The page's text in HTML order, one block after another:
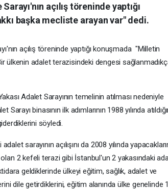
açılış töreninde yaptığı
başka mecliste arayan var" dedi.
açılış töreninde yaptığı konuşmada "Milletin
ülkenin adalet terazisindeki dengesi
Adalet Sarayının temelinin atılması nedeniyle
binasının ilk adımlarının 1988 yılında
söyledi.
sarayının açılışını da 2008 yılında
2 kefeli terazi gibi İstanbul'un 2 yakasındaki
geldiklerinde ülkeyi eğitim, sağlık, adalet ve
dile getirdiklerini, eğitim alanında ülke genelinde